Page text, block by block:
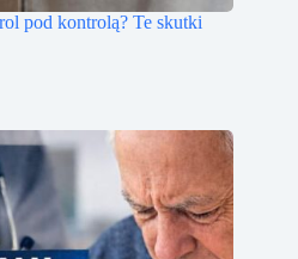
pod kontrolą? Te skutki